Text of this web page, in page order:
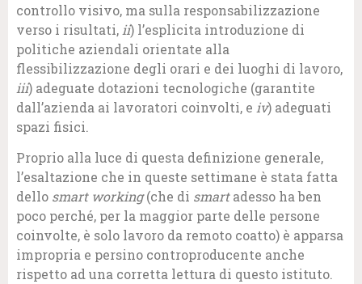
controllo visivo, ma sulla responsabilizzazione
verso i risultati, ii) l’esplicita introduzione di
politiche aziendali orientate alla
flessibilizzazione degli orari e dei luoghi di lavoro,
iii) adeguate dotazioni tecnologiche (garantite
dall’azienda ai lavoratori coinvolti, e iv) adeguati
spazi fisici.
Proprio alla luce di questa definizione generale,
l’esaltazione che in queste settimane è stata fatta
dello smart working(che di smartadesso ha ben
poco perché, per la maggior parte delle persone
coinvolte, è solo lavoro da remoto coatto) è apparsa
impropria e persino controproducente anche
rispetto ad una corretta lettura di questo istituto.